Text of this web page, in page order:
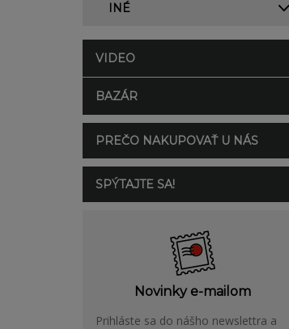
INÉ
VIDEO
BAZÁR
PREČO NAKUPOVAŤ U NÁS
SPÝTAJTE SA!
Novinky e-mailom
Prihláste sa do nášho newslettra a